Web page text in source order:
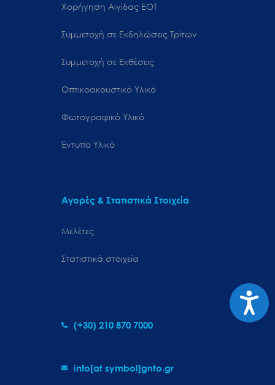
Χορήγηση Αιγίδας ΕΟΤ
Συμμετοχή σε Εκδηλώσεις Τρίτων
Συμμετοχή σε Εκθέσεις
Οπτικοακουστικό Υλικό
Φωτογραφικό Υλικό
Έντυπο Υλικό
Αγορές & Στατιστικά Στοιχεία
Μελέτες
Στατιστικά στοιχεία
(+30) 210 870 7000
info[at symbol]gnto.gr